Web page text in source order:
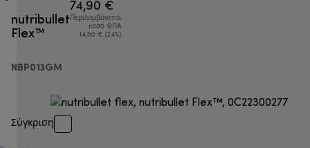
nutribullet
Flex™
NBP013GM
74,90 €
Περιλαμβάνεται
ποσό ΦΠΑ
14,50 € (24%)
Σύγκριση